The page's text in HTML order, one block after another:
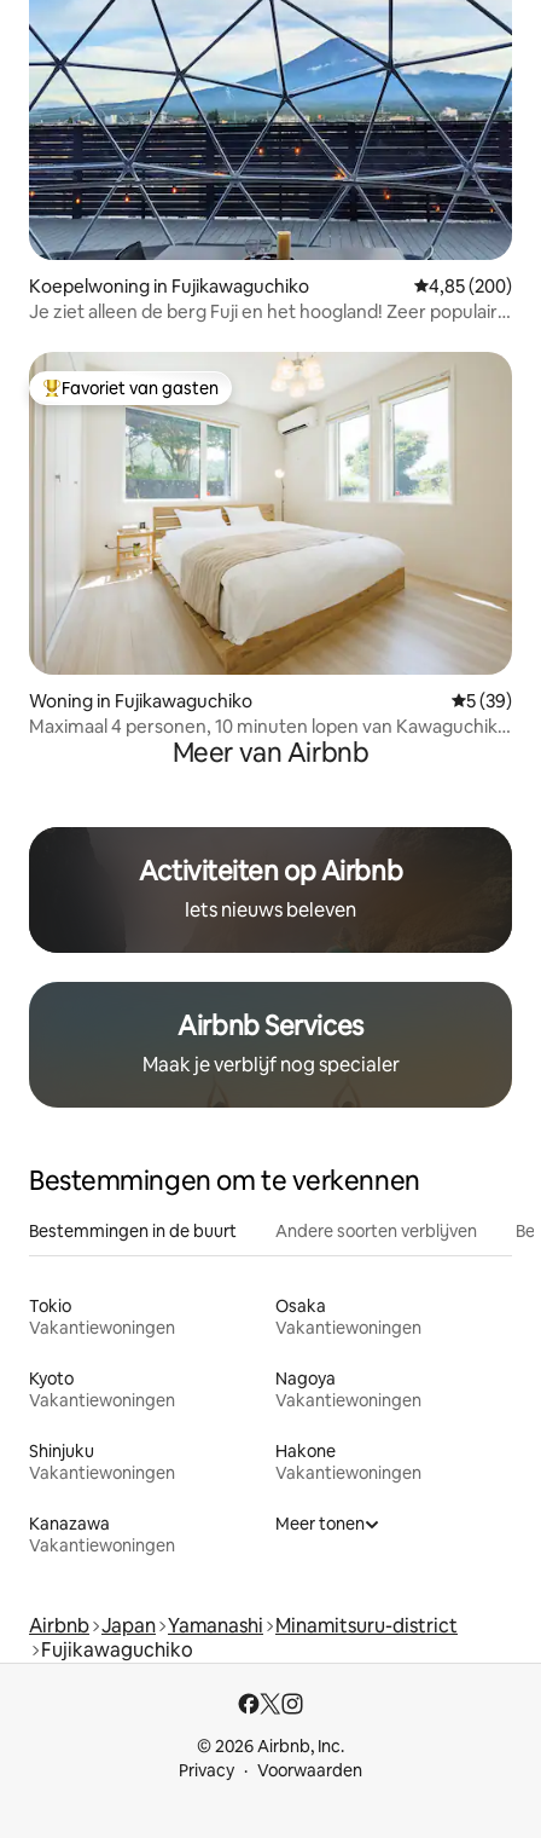
Koepelwoning in Fujikawaguchiko Gemiddelde
4,85 (200)
Je ziet alleen de berg Fuji en het hoogland! Zeer populaire
Topfavoriet van gasten
Favoriet van gasten
Woning in Fujikawaguchiko
5 (39)
Maximaal 4 personen, 10 minuten lopen van Kawaguchiko
Meer van Airbnb
Activiteiten op Airbnb
Iets nieuws beleven
Airbnb Services
Maak je verblijf nog specialer
Bestemmingen om te verkennen
Bestemmingen in de buurt Andere soorten verblijven
Tokio
Vakantiewoningen
Osaka
Vakantiewoningen
Kyoto
Vakantiewoningen
Nagoya
Vakantiewoningen
Shinjuku
Vakantiewoningen
Hakone
Vakantiewoningen
Kanazawa
Vakantiewoningen
Meer tonen
Airbnb Japan Yamanashi Minamitsuru-district
Fujikawaguchiko
© 2026 Airbnb, Inc.
Privacy
Voorwaarden